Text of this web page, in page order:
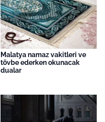
Malatya namaz vakitleri ve
tövbe ederken okunacak
dualar